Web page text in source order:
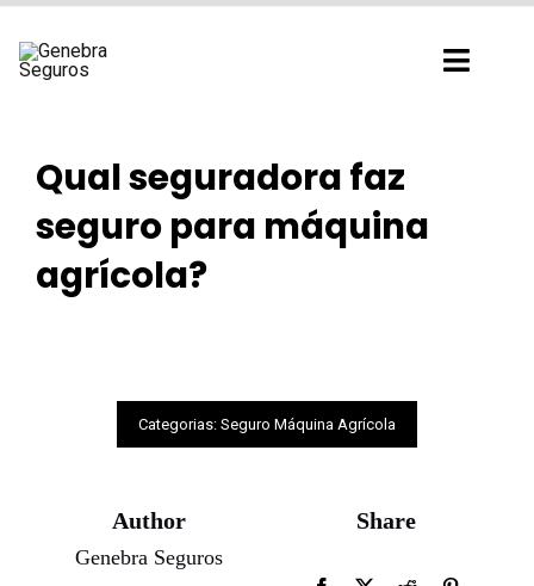
para
Qual seguradora faz
seguro para máquina
agrícola?
Categorias: Seguro Máquina Agrícola
Author
Genebra Seguros
Share